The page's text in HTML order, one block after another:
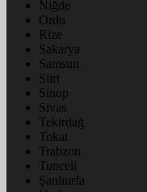
Niğde
Ordu
Rize
Sakarya
Samsun
Siirt
Sinop
Sivas
Tekirdağ
Tokat
Trabzon
Tunceli
Şanlıurfa